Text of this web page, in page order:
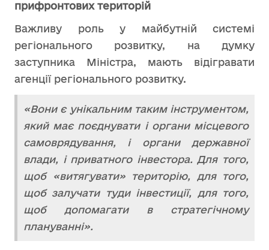
прифронтових територій
Важливу роль у майбутній системі
регіонального розвитку, на думку
заступника Міністра, мають відігравати
агенції регіонального розвитку.
«Вони є унікальним таким інструментом,
який має поєднувати і органи місцевого
самоврядування, і органи державної
влади, і приватного інвестора. Для того,
щоб «витягувати» територію, для того,
щоб залучати туди інвестиції, для того,
щоб допомагати в стратегічному
плануванні».